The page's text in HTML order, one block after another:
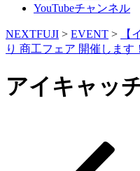
YouTubeチャンネル
NEXTFUJI > EVENT >
【
り 商工フェア 開催します！
アイキャッ